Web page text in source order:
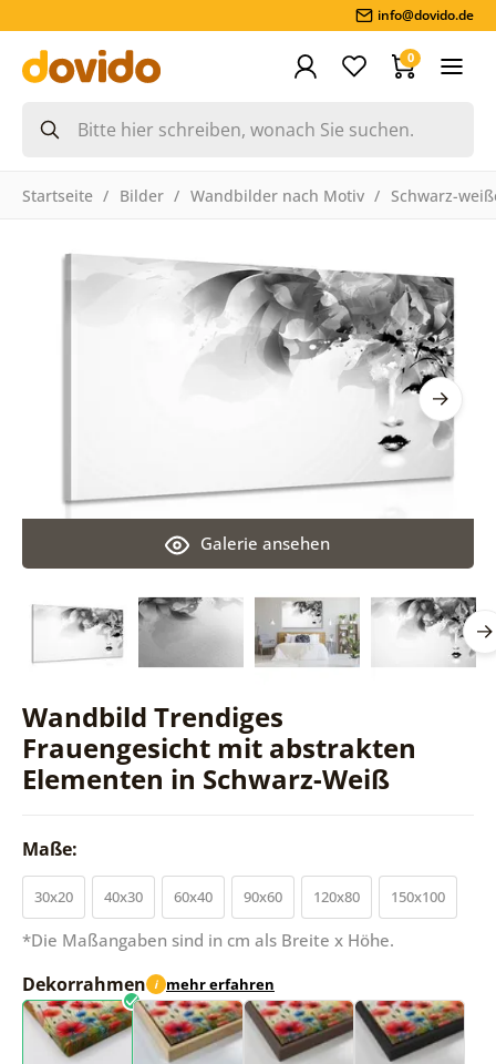
info@dovido.de
0
Startseite Bilder Wandbilder nach Motiv Schwarz-
Wandbild Trendiges
Frauengesicht mit abstrakten
Elementen in Schwarz-Weiß
Galerie ansehen
Maße:
30x20 40x30 60x40 90x60 120x80 150x100
*Die Maßangaben sind in cm als Breite x Höhe.
Dekorrahmen i mehr erfahren